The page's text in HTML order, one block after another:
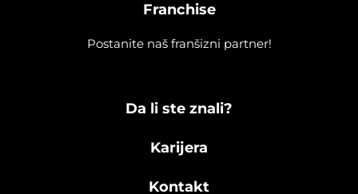
Franchise
Postanite naš franšizni partner!
Da li ste znali?
Karijera
Kontakt